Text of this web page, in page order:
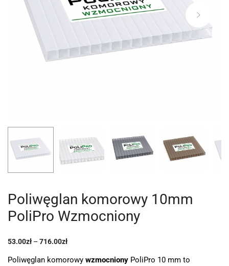
Poliwęglan komorowy 10mm
PoliPro Wzmocniony
53.00zł – 716.00zł
Poliwęglan komorowy wzmocniony PoliPro 10 mm to